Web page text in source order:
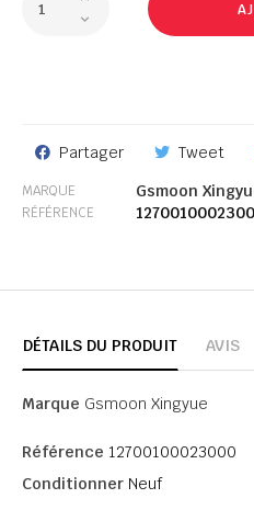
Partager Tweet
MARQUE Gsmoon
RÉFÉRENCE
DÉTAILS DU PRODUIT AVIS
Marque Gsmoon Xingyue
Référence 12700100023000
Conditionner Neuf